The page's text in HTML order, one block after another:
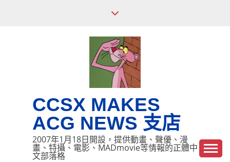
CCSX MAKES
ACG NEWS 支店
2007年1月18日開設，提供動畫、聲優、漫
畫、特攝、電影、MADmovie等情報的正體中
文部落格